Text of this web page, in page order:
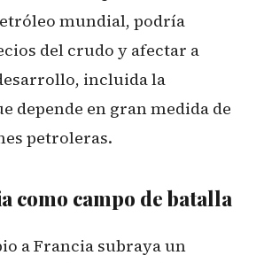
mundial, podría
del crudo y afectar a
incluida la
depende en gran medida de
petroleras.
como campo de batalla
a Francia subraya un